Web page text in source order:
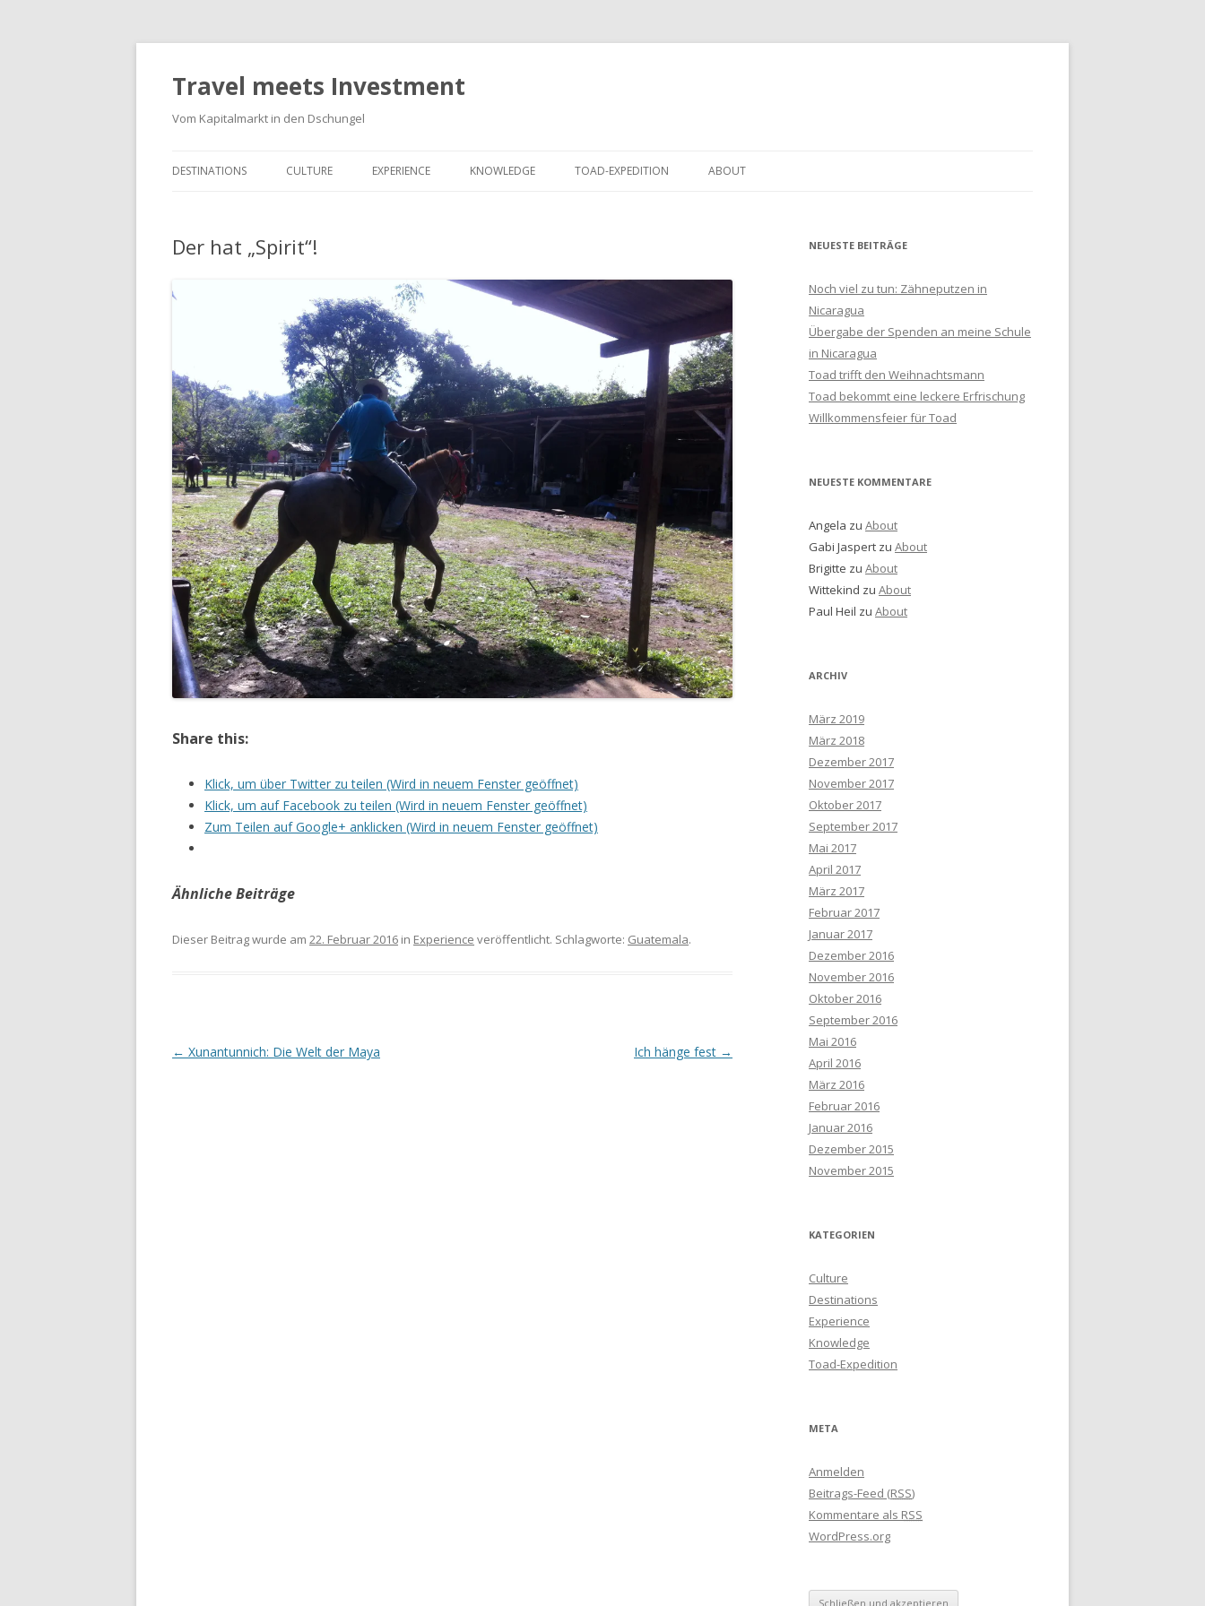
Travel meets Investment
Vom Kapitalmarkt in den Dschungel
zum
DESTINATIONS CULTURE EXPERIENCE KNOWLEDGE TOAD-EXPEDITION ABOUT
HAFTUNGSAUSSCHLUSS
Der hat „Spirit“!
Share this:
Klick, um über Twitter zu teilen (Wird in neuem Fenster geöffnet)
Klick, um auf Facebook zu teilen (Wird in neuem Fenster geöffnet)
Zum Teilen auf Google+ anklicken (Wird in neuem Fenster geöffnet)
Ähnliche Beiträge
Dieser Beitrag wurde am 22. Februar 2016 in Experience veröffentlicht. Schlagworte: Guatemala.
Beitrags-
← Xunantunnich: Die Welt der Maya Ich hänge fest →
NEUESTE BEITRÄGE
Noch viel zu tun: Zähneputzen in
Nicaragua
Übergabe der Spenden an meine Schule
in Nicaragua
Toad trifft den Weihnachtsmann
Toad bekommt eine leckere Erfrischung
Willkommensfeier für Toad
NEUESTE KOMMENTARE
Angela zu About
Gabi Jaspert zu About
Brigitte zu About
Wittekind zu About
Paul Heil zu About
ARCHIV
März 2019
März 2018
Dezember 2017
November 2017
Oktober 2017
September 2017
Mai 2017
April 2017
März 2017
Februar 2017
Januar 2017
Dezember 2016
November 2016
Oktober 2016
September 2016
Mai 2016
April 2016
März 2016
Februar 2016
Januar 2016
Dezember 2015
November 2015
KATEGORIEN
Culture
Destinations
Experience
Knowledge
Toad-Expedition
META
Anmelden
Beitrags-Feed (RSS)
Kommentare als RSS
WordPress.org